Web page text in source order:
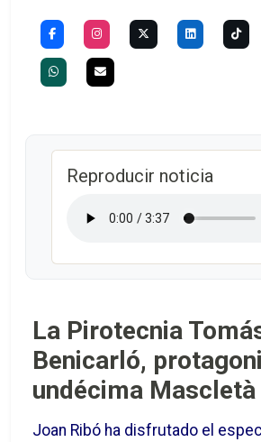
Reproducir noticia
La Pirotecnia
Benicarló,
undécima
Joan Ribó ha disfrutado el